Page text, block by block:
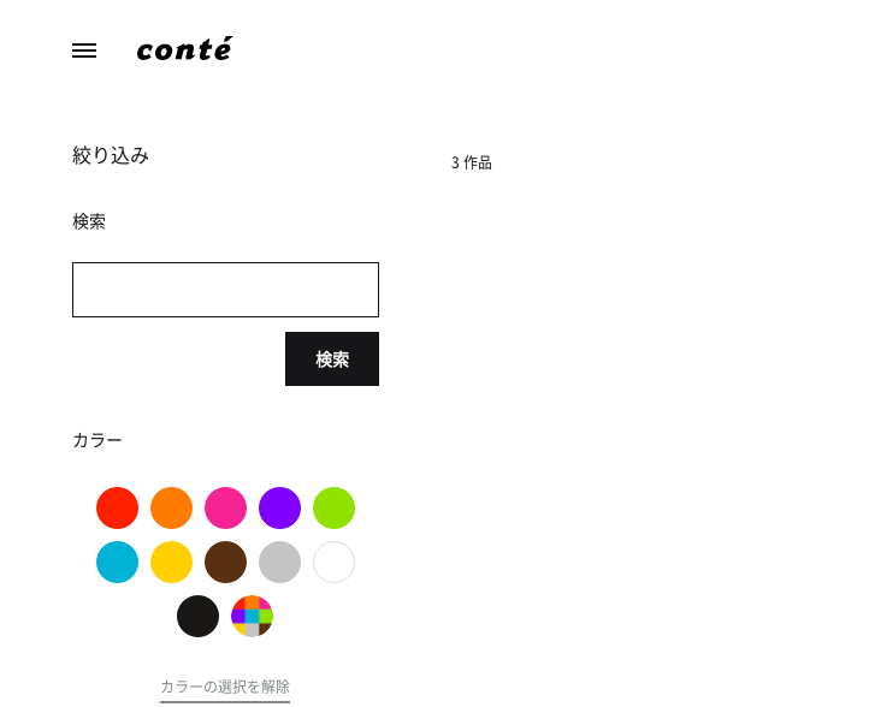
ら
た
の
3 作品
絞り込み
検索
検索
カラー
カラーの選択を解除